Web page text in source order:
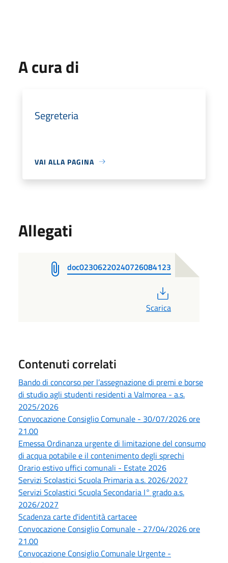
A cura di
Segreteria
VAI ALLA PAGINA
Allegati
doc02306220240726084123
Scarica
Contenuti correlati
Bando di concorso per l’assegnazione di premi e borse
di studio agli studenti residenti a Valmorea - a.s.
2025/2026
Convocazione Consiglio Comunale - 30/07/2026 ore
21.00
Emessa Ordinanza urgente di limitazione del consumo
di acqua potabile e il contenimento degli sprechi
Orario estivo uffici comunali - Estate 2026
Servizi Scolastici Scuola Primaria a.s. 2026/2027
Servizi Scolastici Scuola Secondaria I° grado a.s.
2026/2027
Scadenza carte d'identità cartacee
Convocazione Consiglio Comunale - 27/04/2026 ore
21.00
Convocazione Consiglio Comunale Urgente -